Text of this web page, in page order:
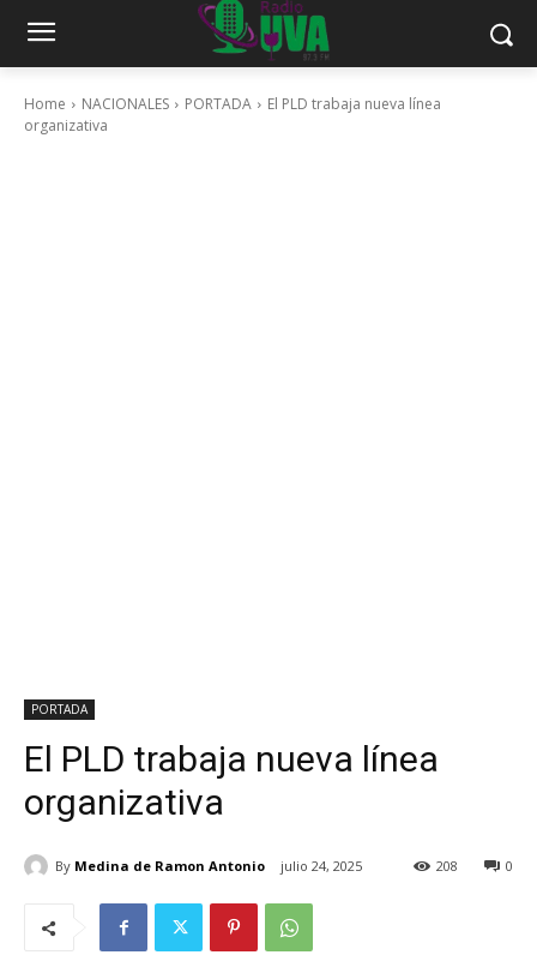
Home NACIONALES PORTADA
El PLD trabaja nueva línea
organizativa
PORTADA
El PLD trabaja nueva línea
organizativa
By Medina de Ramon Antonio julio 24, 2025 0
208